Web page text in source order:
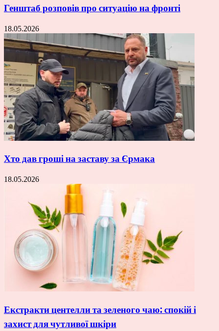
Генштаб розповів про ситуацію на фронті
18.05.2026
Хто дав гроші на заставу за Єрмака
18.05.2026
Екстракти центелли та зеленого чаю: спокій і
захист для чутливої шкіри